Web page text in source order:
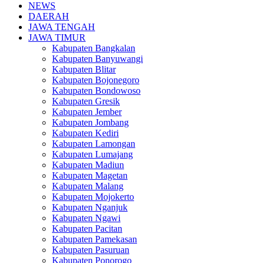
NEWS
DAERAH
JAWA TENGAH
JAWA TIMUR
Kabupaten Bangkalan
Kabupaten Banyuwangi
Kabupaten Blitar
Kabupaten Bojonegoro
Kabupaten Bondowoso
Kabupaten Gresik
Kabupaten Jember
Kabupaten Jombang
Kabupaten Kediri
Kabupaten Lamongan
Kabupaten Lumajang
Kabupaten Madiun
Kabupaten Magetan
Kabupaten Malang
Kabupaten Mojokerto
Kabupaten Nganjuk
Kabupaten Ngawi
Kabupaten Pacitan
Kabupaten Pamekasan
Kabupaten Pasuruan
Kabupaten Ponorogo